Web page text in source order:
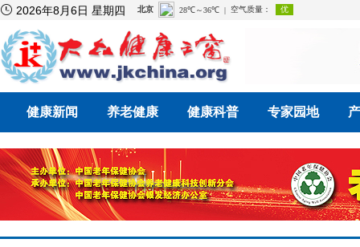
 2026年8月6日 星期四
健康新闻 养老健康 健康科普 专家园地